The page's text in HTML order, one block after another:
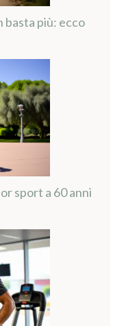
basta più: ecco
sport a 60 anni